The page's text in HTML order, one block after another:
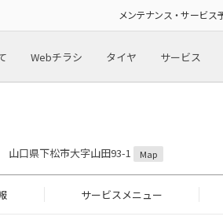
メンテナンス・サービス
Webチラシ タイヤ サービス
山口県下松市大字山田93-1 Map
サービスメニュー